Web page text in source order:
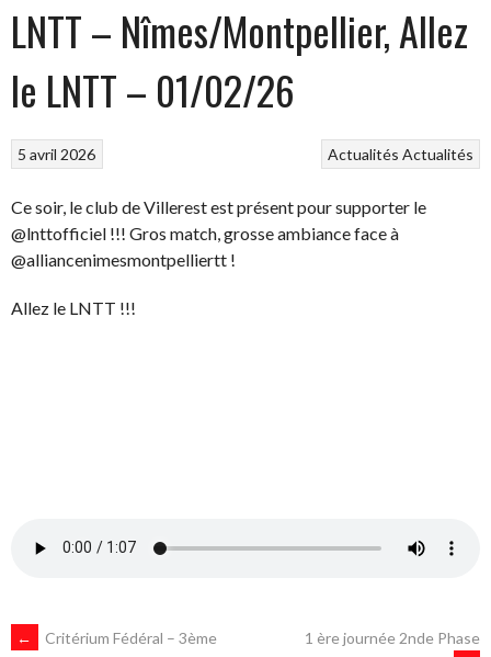
LNTT – Nîmes/Montpellier, Allez
le LNTT – 01/02/26
Actualités Actualités
5 avril 2026
Ce soir, le club de Villerest est présent pour supporter le
@lnttofficiel !!! Gros match, grosse ambiance face à
@alliancenimesmontpelliertt !
Allez le LNTT !!!
←
Critérium Fédéral – 3ème
1 ère journée 2nde Phase